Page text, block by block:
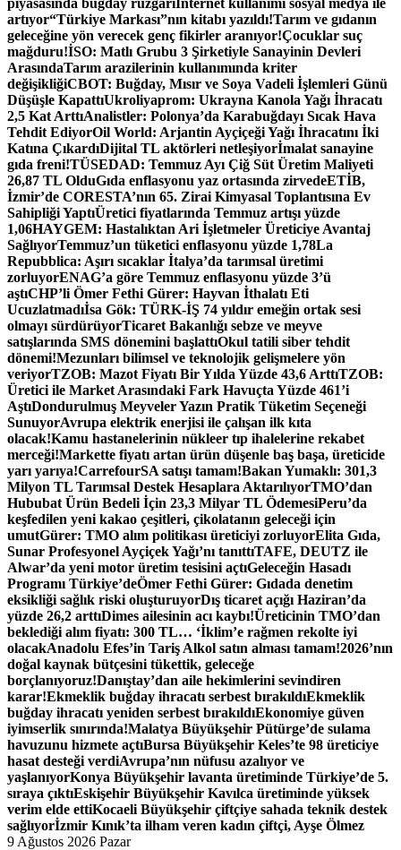
piyasasında buğday rüzgarıİnternet kullanımı sosyal medya ile
artıyor“Türkiye Markası”nın kitabı yazıldı!Tarım ve gıdanın
geleceğine yön verecek genç fikirler aranıyor!Çocuklar suç
mağduru!İSO: Matlı Grubu 3 Şirketiyle Sanayinin Devleri
ArasındaTarım arazilerinin kullanımında kriter
değişikliğiCBOT: Buğday, Mısır ve Soya Vadeli İşlemleri Günü
Düşüşle KapattıUkroliyaprom: Ukrayna Kanola Yağı İhracatı
2,5 Kat ArttıAnalistler: Polonya’da Karabuğdayı Sıcak Hava
Tehdit EdiyorOil World: Arjantin Ayçiçeği Yağı İhracatını İki
Katına ÇıkardıDijital TL aktörleri netleşiyorİmalat sanayine
gıda freni!TÜSEDAD: Temmuz Ayı Çiğ Süt Üretim Maliyeti
26,87 TL OlduGıda enflasyonu yaz ortasında zirvedeETİB,
İzmir’de CORESTA’nın 65. Zirai Kimyasal Toplantısına Ev
Sahipliği YaptıÜretici fiyatlarında Temmuz artışı yüzde
1,06HAYGEM: Hastalıktan Ari İşletmeler Üreticiye Avantaj
SağlıyorTemmuz’un tüketici enflasyonu yüzde 1,78La
Repubblica: Aşırı sıcaklar İtalya’da tarımsal üretimi
zorluyorENAG’a göre Temmuz enflasyonu yüzde 3’ü
aştıCHP’li Ömer Fethi Gürer: Hayvan İthalatı Eti
Ucuzlatmadıİsa Gök: TÜRK-İŞ 74 yıldır emeğin ortak sesi
olmayı sürdürüyorTicaret Bakanlığı sebze ve meyve
satışlarında SMS dönemini başlattıOkul tatili siber tehdit
dönemi!Mezunları bilimsel ve teknolojik gelişmelere yön
veriyorTZOB: Mazot Fiyatı Bir Yılda Yüzde 43,6 ArttıTZOB:
Üretici ile Market Arasındaki Fark Havuçta Yüzde 461’i
AştıDondurulmuş Meyveler Yazın Pratik Tüketim Seçeneği
SunuyorAvrupa elektrik enerjisi ile çalışan ilk kıta
olacak!Kamu hastanelerinin nükleer tıp ihalelerine rekabet
merceği!Markette fiyatı artan ürün düşenle baş başa, üreticide
yarı yarıya!CarrefourSA satışı tamam!Bakan Yumaklı: 301,3
Milyon TL Tarımsal Destek Hesaplara AktarılıyorTMO’dan
Hububat Ürün Bedeli İçin 23,3 Milyar TL ÖdemesiPeru’da
keşfedilen yeni kakao çeşitleri, çikolatanın geleceği için
umutGürer: TMO alım politikası üreticiyi zorluyorElita Gıda,
Sunar Profesyonel Ayçiçek Yağı’nı tanıttıTAFE, DEUTZ ile
Alwar’da yeni motor üretim tesisini açtıGeleceğin Hasadı
Programı Türkiye’deÖmer Fethi Gürer: Gıdada denetim
eksikliği sağlık riski oluşturuyorDış ticaret açığı Haziran’da
yüzde 26,2 arttıDimes ailesinin acı kaybı!Üreticinin TMO’dan
beklediği alım fiyatı: 300 TL… ‘İklim’e rağmen rekolte iyi
olacakAnadolu Efes’in Tariş Alkol satın alması tamam!2026’nın
doğal kaynak bütçesini tükettik, geleceğe
borçlanıyoruz!Danıştay’dan aile hekimlerini sevindiren
karar!Ekmeklik buğday ihracatı serbest bırakıldıEkmeklik
buğday ihracatı yeniden serbest bırakıldıEkonomiye güven
iyimserlik sınırında!Malatya Büyükşehir Pütürge’de sulama
havuzunu hizmete açtıBursa Büyükşehir Keles’te 98 üreticiye
hasat desteği verdiAvrupa’nın nüfusu azalıyor ve
yaşlanıyorKonya Büyükşehir lavanta üretiminde Türkiye’de 5.
sıraya çıktıEskişehir Büyükşehir Kavılca üretiminde yüksek
verim elde ettiKocaeli Büyükşehir çiftçiye sahada teknik destek
sağlıyorİzmir Kınık’ta ilham veren kadın çiftçi, Ayşe Ölmez
9 Ağustos 2026 Pazar